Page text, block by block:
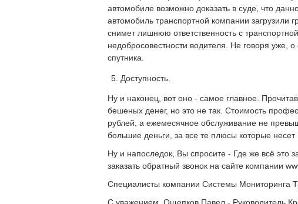
автомобиле возможно доказать в суде, что
автомобиль транспортной компании загрузили
снимет лишнюю ответственность с
недобросовестности водителя. Не говоря уже,
спутника.
Доступность.
Ну и наконец, вот оно - самое главное.
бешеных денег, но это не так. Стоимость
рублей, а ежемесячное обслуживание не
большие деньги, за все те плюсы которые несет
Ну и напоследок, Вы спросите - Где же всё это
заказать обратный звонок на сайте компании
Специалисты компании Системы Мониторинга